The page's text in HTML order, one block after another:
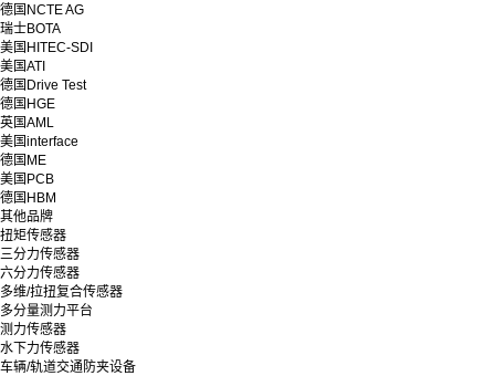
德国NCTE AG
瑞士BOTA
美国HITEC-SDI
美国ATI
德国Drive Test
德国HGE
英国AML
美国interface
德国ME
美国PCB
德国HBM
其他品牌
扭矩传感器
三分力传感器
六分力传感器
多维/拉扭复合传感器
多分量测力平台
测力传感器
水下力传感器
车辆/轨道交通防夹设备